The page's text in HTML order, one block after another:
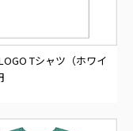
Tシャツ（ホワイ